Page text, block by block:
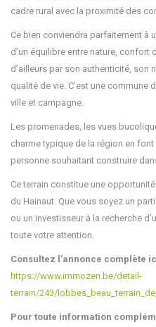
cadre rural avec la proximité des
Ce bien conviendra parfaitement à
d’un équilibre entre nature,
d’ailleurs par son authenticité, son
qualité de vie. C’est une commune
ville et campagne.
Les promenades, les vues
charme typique de la région en
personne souhaitant construire
Ce terrain constitue une
du Hainaut. Que vous soyez un
ou un investisseur à la recherche
toute votre attention.
Consultez l’annonce complète
https://www.immozen.be/detail-
terrain/243/
Pour toute information